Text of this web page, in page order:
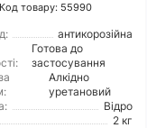
Код товару: 55990
антикорозійна
Готова до
застосування
Алкідно
уретановий
Відро
2 кг